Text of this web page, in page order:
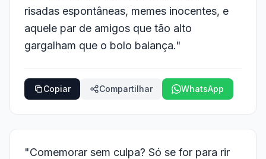
risadas espontâneas, memes inocentes, e
aquele par de amigos que tão alto
gargalham que o bolo balança."
Copiar Compartilhar WhatsApp
"Comemorar sem culpa? Só se for para rir